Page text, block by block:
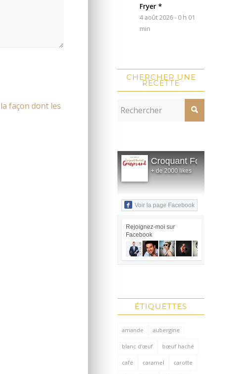
façon dont les
Fryer *
4 août 2026 - 0 h 01
min
CHERCHER UNE
RECETTE
Croquant Fondant
+ de 2000 likes
Voir la page Facebook
Rejoignez-moi sur
Facebook
ÉTIQUETTES
amande aubergine
blanc d'œuf bœuf haché
café caramel carotte